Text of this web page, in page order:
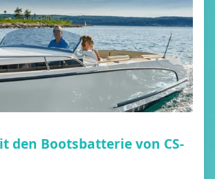
den Bootsbatterie von CS-